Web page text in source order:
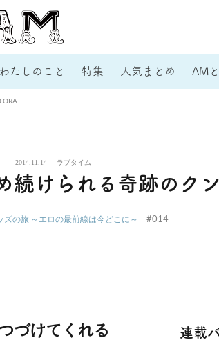
わたしのこと 特集 人気まとめ AM
ORA
2014.11.14 ラブタイム
続けられる奇跡のク
ズの旅 ～エロの最前線は今どこに～ #014
づけてくれる
連載